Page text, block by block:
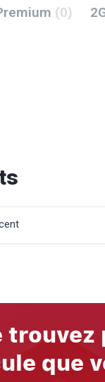
(0)
trouvez
que